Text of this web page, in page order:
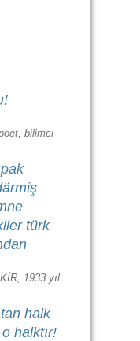
bilimci
türk
1933 yıl
halk
halktır!